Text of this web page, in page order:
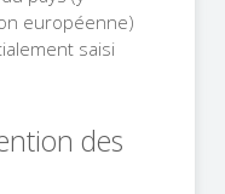
européenne)
saisi
des